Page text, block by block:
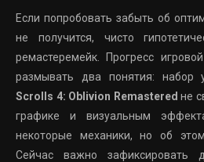
Если попробовать забыть об
не получится, чисто
ремастеремейк. Прогресс
размывать два понятия: набор
Scrolls 4: Oblivion Remastered не
графике и визуальным
некоторые механики, но об
Сейчас важно зафиксировать